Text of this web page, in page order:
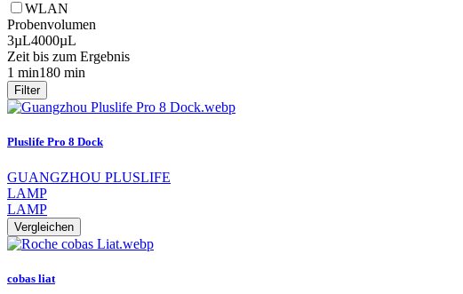
WLAN
Probenvolumen
3µL4000µL
Zeit bis zum Ergebnis
1 min180 min
Filter
Pluslife Pro 8 Dock
GUANGZHOU PLUSLIFE
LAMP
LAMP
Vergleichen
cobas liat